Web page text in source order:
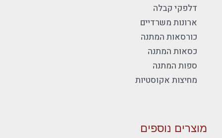
דלפקי קבלה
ארונות משרדיים
כורסאות המתנה
כסאות המתנה
ספות המתנה
מחיצות אקוסטיות
מוצרים נוספים